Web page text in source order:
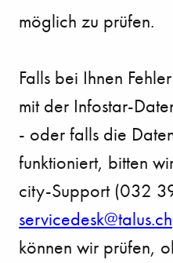
möglich zu prüfen.
Falls bei Ihnen
mit der Infostar-
- oder falls die
funktioniert, bitten
city-Support (032
s rv c d sk t l s ch
können wir prüfen,